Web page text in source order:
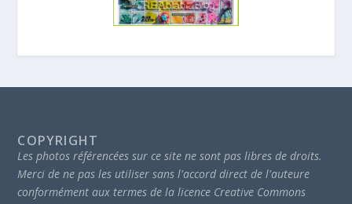
COPYRIGHT
Les photos référencées sur ce site ne sont pas libres de droits.
Merci de ne pas les utiliser sans l'accord direct de l'auteure
conformément aux termes de la licence Creative Commons